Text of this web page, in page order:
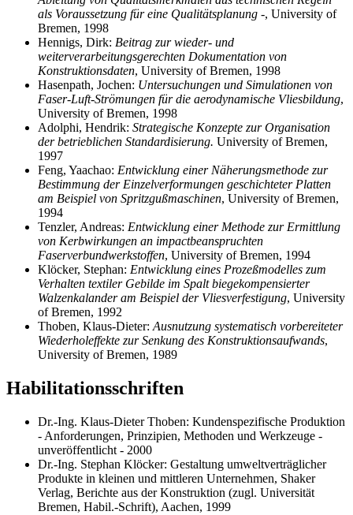
als Voraussetzung für eine Qualitätsplanung -, University of
Bremen, 1998
Hennigs, Dirk: Beitrag zur wieder- und
weiterverarbeitungsgerechten Dokumentation von
Konstruktionsdaten, University of Bremen, 1998
Hasenpath, Jochen: Untersuchungen und Simulationen von
Faser-Luft-Strömungen für die aerodynamische Vliesbildung,
University of Bremen, 1998
Adolphi, Hendrik: Strategische Konzepte zur Organisation
der betrieblichen Standardisierung. University of Bremen,
1997
Feng, Yaachao: Entwicklung einer Näherungsmethode zur
Bestimmung der Einzelverformungen geschichteter Platten
am Beispiel von Spritzgußmaschinen, University of Bremen,
1994
Tenzler, Andreas: Entwicklung einer Methode zur Ermittlung
von Kerbwirkungen an impactbeanspruchten
Faserverbundwerkstoffen, University of Bremen, 1994
Klöcker, Stephan: Entwicklung eines Prozeßmodelles zum
Verhalten textiler Gebilde im Spalt biegekompensierter
Walzenkalander am Beispiel der Vliesverfestigung, University
of Bremen, 1992
Thoben, Klaus-Dieter:Ausnutzung systematisch vorbereiteter
Wiederholeffekte zur Senkung des Konstruktionsaufwands,
University of Bremen, 1989
Habilitationsschriften
Dr.-Ing. Klaus-Dieter Thoben: Kundenspezifische Produktion
- Anforderungen, Prinzipien, Methoden und Werkzeuge -
unveröffentlicht - 2000
Dr.-Ing. Stephan Klöcker: Gestaltung umweltverträglicher
Produkte in kleinen und mittleren Unternehmen, Shaker
Verlag, Berichte aus der Konstruktion (zugl. Universität
Bremen, Habil.-Schrift), Aachen, 1999